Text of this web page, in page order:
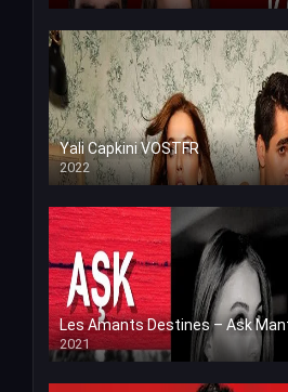
Yali Capkini VOSTFR
2022
2021